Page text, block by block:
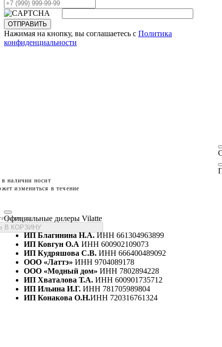
ОТПРАВИТЬ
Нажимая на кнопку, вы соглашаетесь с Политика
конфиденциальности
наличии носит
измениться в течение
размеры
В КОРЗИНУ
Официальные дилеры Vilatte
ИП Благинина Н.А.ИНН 661304963899
ИП Ковгун О.А ИНН 600902109073
ИП Кудряшова С.В. ИНН 666400489092
ООО «Латтэ» ИНН 9704089178
ООО «Модный дом» ИНН 7802894228
ИП Хваталова Т.А. ИНН 600901735712
ИП Ильина И.Г. ИНН 781705989804
ИП Конакова О.Н.ИНН 720316761324